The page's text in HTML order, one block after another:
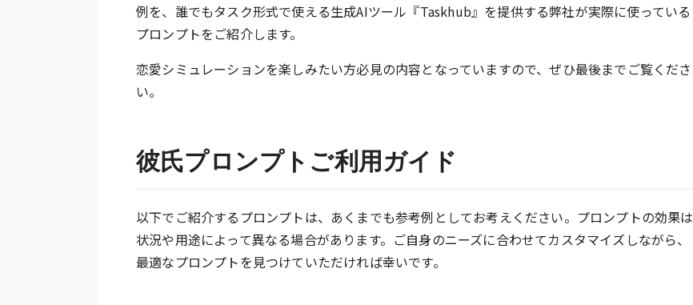
例を、誰でもタスク形式で使える生成AIツール『Taskhub』を提供する弊社が実際に使っている
プロンプトをご紹介します。
恋愛シミュレーションを楽しみたい方必見の内容となっていますので、ぜひ最後までご覧くださ
い。
彼氏プロンプトご利用ガイド
以下でご紹介するプロンプトは、あくまでも参考例としてお考えください。プロンプトの効果は
状況や用途によって異なる場合があります。ご自身のニーズに合わせてカスタマイズしながら、
最適なプロンプトを見つけていただければ幸いです。